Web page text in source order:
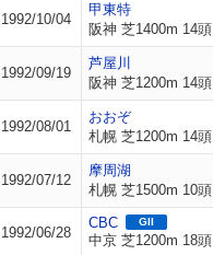
1992/10/04
甲東特
阪神 芝1400m 14頭
1992/09/19
芦屋川
阪神 芝1200m 14頭
1992/08/01
おおぞ
札幌 芝1200m 14頭
1992/07/12
摩周湖
札幌 芝1500m 10頭
1992/06/28
CBC GII
中京 芝1200m 18頭